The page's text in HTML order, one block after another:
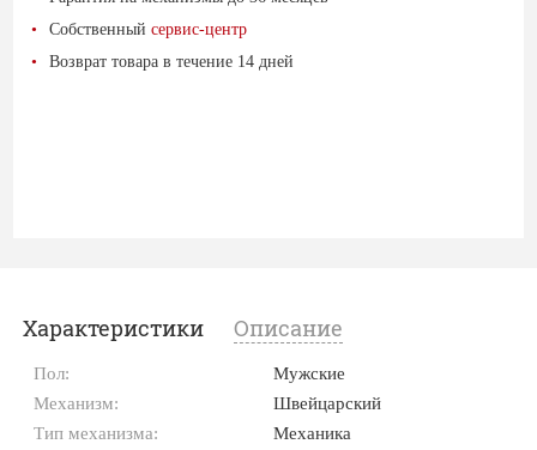
Собственныйсервис-центр
Возврат товара в течение 14 дней
Характеристики Описание
Пол:
Мужские
Механизм:
Швейцарский
Тип механизма:
Механика